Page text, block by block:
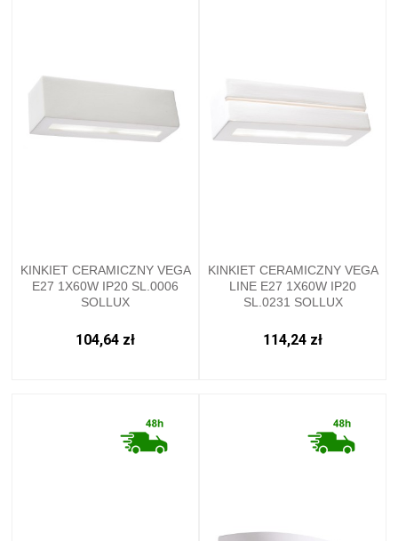
KINKIET CERAMICZNY VEGA
E27 1X60W IP20 SL.0006
SOLLUX
104,64 zł
KINKIET CERAMICZNY VEGA
LINE E27 1X60W IP20
SL.0231 SOLLUX
114,24 zł